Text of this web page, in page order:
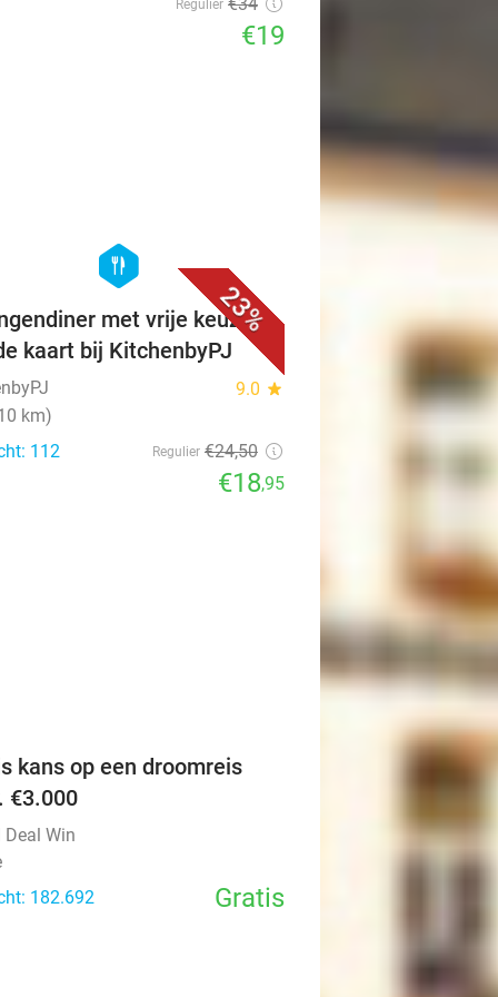
Regulier €34
€19
23%
hexagon
food
met vrije keuze
kaart bij KitchenbyPJ
9.0 star
km)
112
Regulier €24,50
€18,95
kans op een droomreis
€3.000
Win
182.692
Gratis